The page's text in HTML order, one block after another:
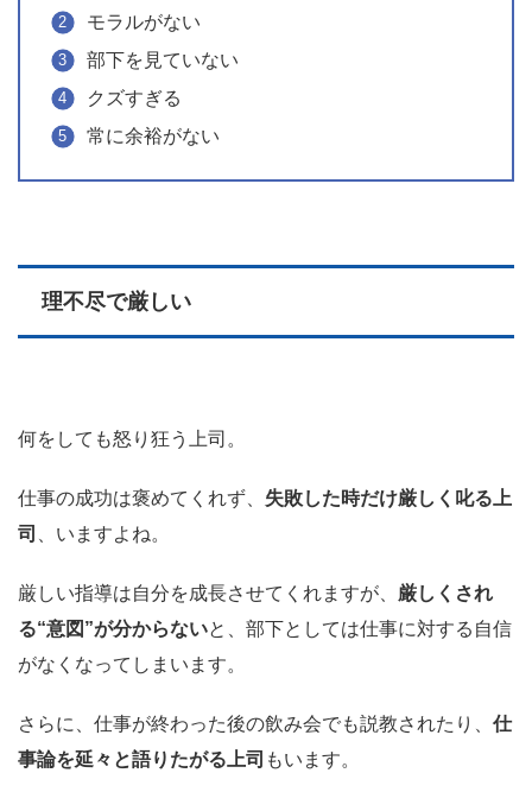
モラルがない
部下を見ていない
クズすぎる
常に余裕がない
理不尽で厳しい
何をしても怒り狂う上司。
仕事の成功は褒めてくれず、 失敗した時だけ厳しく叱る上
司
、いますよね。
厳しい指導は自分を成長させてくれますが、 厳しくされ
る“意図”が分からないと、部下としては仕事に対する自信
がなくなってしまいます。
さらに、仕事が終わった後の飲み会でも説教されたり、 仕
事論を延々と語りたがる上司 もいます。